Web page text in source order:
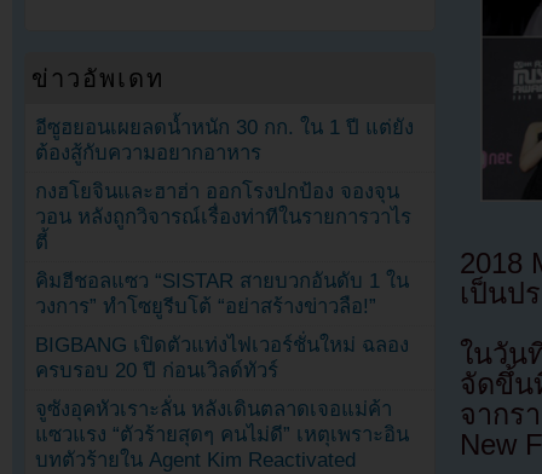
2018
เป็นป
ในวัน
จัดขึ้น
จากร
New
ข่าวอัพเดท
อีซูฮยอนเผยลดน้ำหนัก 30 กก. ใน 1 ปี แต่ยัง
ต้องสู้กับความอยากอาหาร
กงฮโยจินและฮาฮ่า ออกโรงปกป้อง จองจุน
วอน หลังถูกวิจารณ์เรื่องท่าทีในรายการวาไร
ตี้
คิมฮีชอลแซว “SISTAR สายบวกอันดับ 1 ใน
วงการ” ทำโซยูรีบโต้ “อย่าสร้างข่าวลือ!”
BIGBANG เปิดตัวแท่งไฟเวอร์ชั่นใหม่ ฉลอง
ครบรอบ 20 ปี ก่อนเวิลด์ทัวร์
จูซังอุคหัวเราะลั่น หลังเดินตลาดเจอแม่ค้า
แซวแรง “ตัวร้ายสุดๆ คนไม่ดี” เหตุเพราะอิน
บทตัวร้ายใน Agent Kim Reactivated